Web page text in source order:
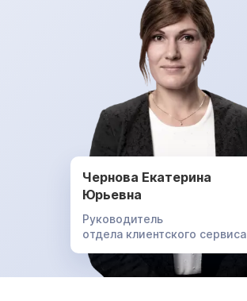
Чернова Екатерина
Юрьевна
Руководитель
отдела клиентского сервиса